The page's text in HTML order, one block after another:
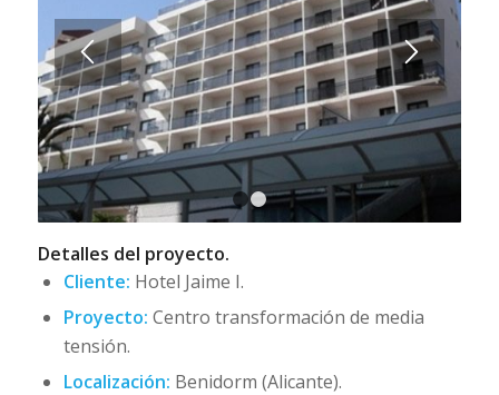
1 2
Detalles del proyecto.
Cliente: Hotel Jaime I.
Proyecto: Centro transformación de media
tensión.
Localización: Benidorm (Alicante).